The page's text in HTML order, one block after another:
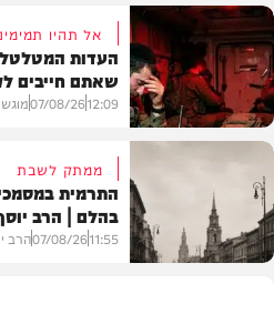
וידאו
דעות
אל תהיו
העדות
שאתם חייבים
12:09
07/08/26
ממתק לשבת
התרמית
בהלם | הרב
11:55
07/08/26הרב